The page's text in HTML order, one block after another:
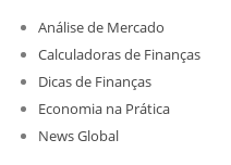
Análise de Mercado
Calculadoras de Finanças
Dicas de Finanças
Economia na Prática
News Global